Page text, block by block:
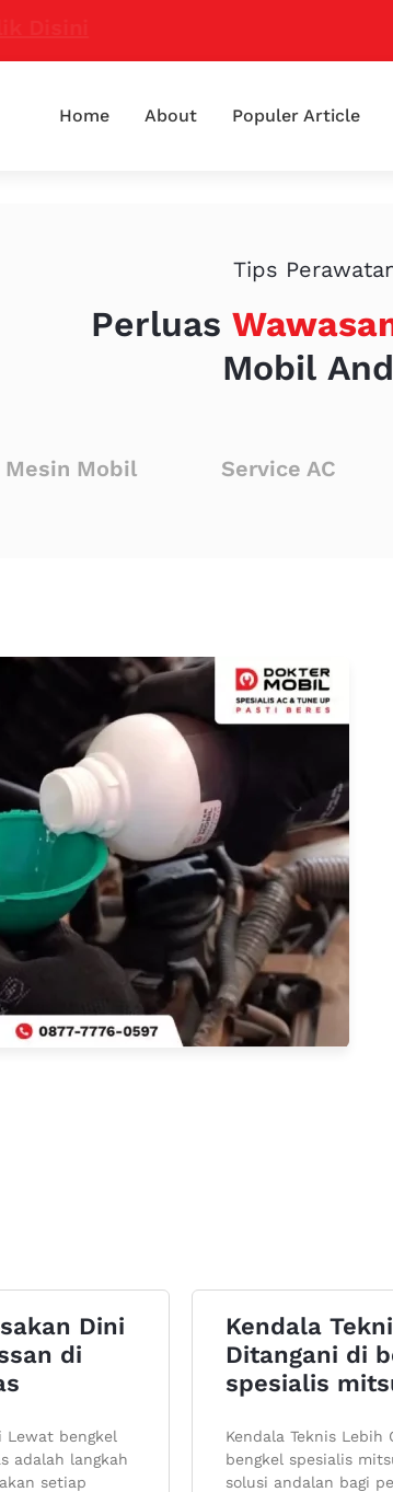
Home About Populer Article
Tips
Perluas
Mobil
Mesin Mobil Service AC
Dini
di
Lewat bengkel
adalah langkah
setiap
Kendala
Ditangani di
spesialis
Kendala Teknis Lebih
bengkel spesialis
solusi andalan bagi